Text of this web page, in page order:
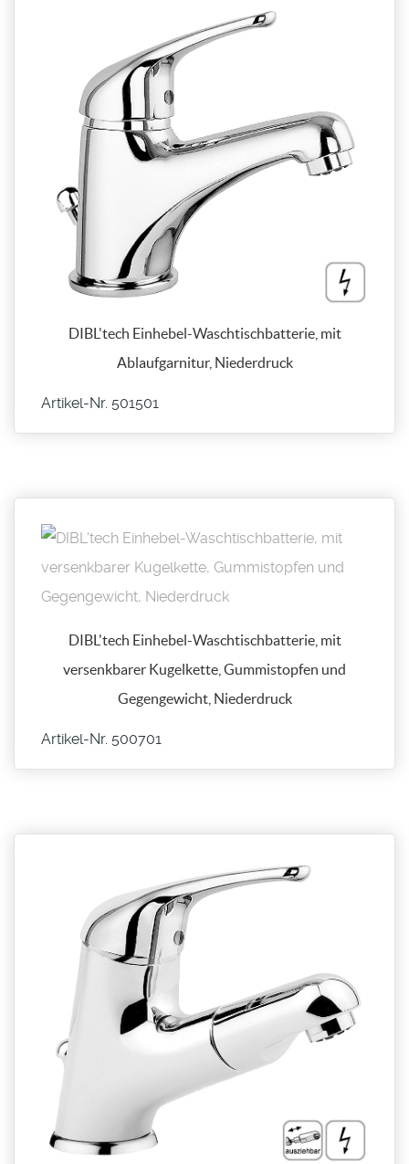
DIBL'tech Einhebel-Waschtischbatterie, mit
Ablaufgarnitur, Niederdruck
Artikel-Nr. 501501
DIBL'tech Einhebel-Waschtischbatterie, mit
versenkbarer Kugelkette, Gummistopfen und
Gegengewicht, Niederdruck
Artikel-Nr. 500701